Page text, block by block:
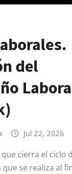
del
Jul 22, 2026
cierra el ciclo
que se realiza al